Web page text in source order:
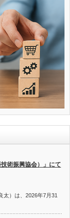
術振興協会）」にて
）は、2026年7月31